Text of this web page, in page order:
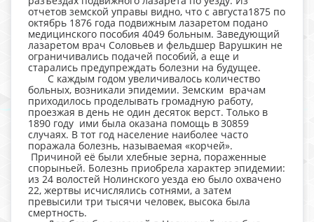
отчетов земской управы видно, что с августа1875 по
октябрь 1876 года подвижным лазаретом подано
медицинского пособия 4049 больным. Заведующий
лазаретом врач Соловьев и фельдшер Варушкин не
ограничивались подачей пособий, а еще и
старались предупреждать болезни на будущее.
С каждым годом увеличивалось количество
больных, возникали эпидемии. Земским врачам
приходилось проделывать громадную работу,
проезжая в день не один десяток верст. Только в
1890 году ими была оказана помощь в 30859
случаях. В тот год население наиболее часто
поражала болезнь, называемая «корчей».
Причиной её были хлебные зерна, пораженные
спорыньей. Болезнь приобрела характер эпидемии:
из 24 волостей Нолинского уезда ею было охвачено
22, жертвы исчислялись сотнями, а затем
превысили три тысячи человек, высока была
смертность.